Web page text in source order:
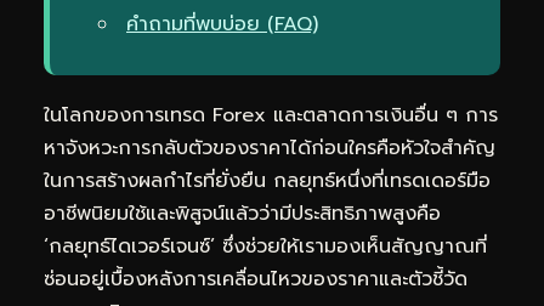
คำถามที่พบบ่อย (FAQ)
ในโลกของการเทรด Forex และตลาดการเงินอื่น ๆ การ
หาจังหวะการกลับตัวของราคาได้ก่อนใครคือหัวใจสำคัญ
ในการสร้างผลกำไรที่ยั่งยืน กลยุทธ์หนึ่งที่เทรดเดอร์มือ
อาชีพนิยมใช้และพิสูจน์แล้วว่ามีประสิทธิภาพสูงคือ
‘กลยุทธ์ไดเวอร์เจนซ์’ ซึ่งช่วยให้เรามองเห็นสัญญาณที่
ซ่อนอยู่เบื้องหลังการเคลื่อนไหวของราคาและตัวชี้วัด